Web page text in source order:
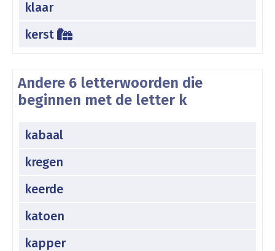
klaar
kerst
Andere 6 letterwoorden die
beginnen met de letter k
kabaal
kregen
keerde
katoen
kapper